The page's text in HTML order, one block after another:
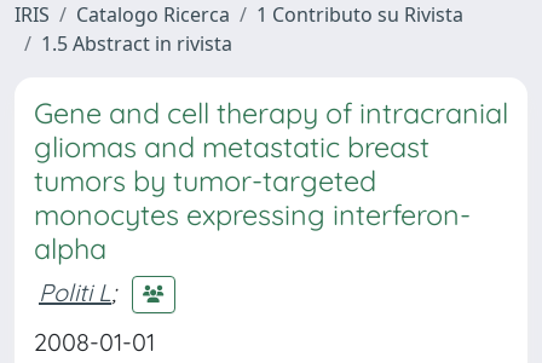
IRIS Catalogo Ricerca
1 Contributo su Rivista
1.5 Abstract in rivista
Gene and cell therapy of intracranial
gliomas and metastatic breast
tumors by tumor-targeted
monocytes expressing interferon-
alpha
Politi L;
2008-01-01